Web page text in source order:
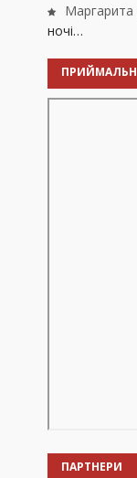
Маргарита
ночі…
ПАРТНЕРИ